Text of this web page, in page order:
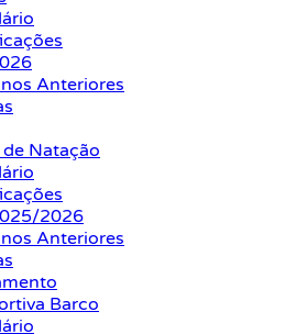
Anteriores
de Natação
2026
Anteriores
Barco